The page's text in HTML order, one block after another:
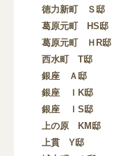
徳力新町 Ｓ邸
葛原元町 HS邸
葛原元町 ＨR邸
西水町 T邸
銀座 Ａ邸
銀座 ＩK邸
銀座 ＩS邸
上の原 KM邸
上貫 Y邸